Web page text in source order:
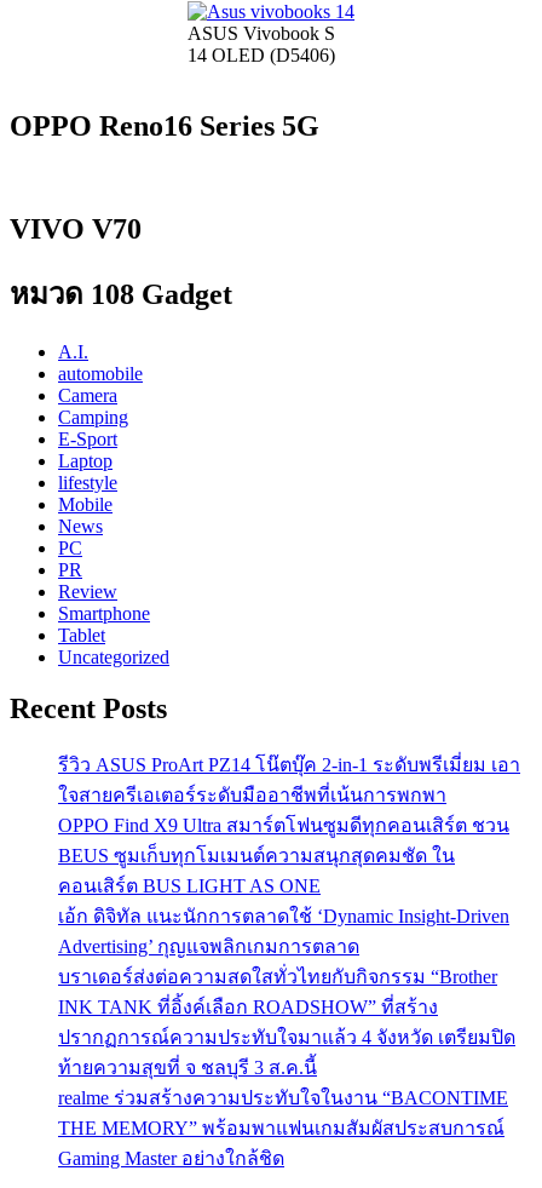
ASUS Vivobook S
14 OLED (D5406)
OPPO Reno16 Series 5G
VIVO V70
หมวด 108 Gadget
A.I.
automobile
Camera
Camping
E-Sport
Laptop
lifestyle
Mobile
News
PC
PR
Review
Smartphone
Tablet
Uncategorized
Recent Posts
รีวิว ASUS ProArt PZ14 โน๊ตบุ๊ค 2-in-1 ระดับพรีเมี่ยม เอา
ใจสายครีเอเตอร์ระดับมืออาชีพที่เน้นการพกพา
OPPO Find X9 Ultra สมาร์ตโฟนซูมดีทุกคอนเสิร์ต ชวน
BEUS ซูมเก็บทุกโมเมนต์ความสนุกสุดคมชัด ใน
คอนเสิร์ต BUS LIGHT AS ONE
เอ้ก ดิจิทัล แนะนักการตลาดใช้ ‘Dynamic Insight-Driven
Advertising’ กุญแจพลิกเกมการตลาด
บราเดอร์ส่งต่อความสดใสทั่วไทยกับกิจกรรม “Brother
INK TANK ที่อิ้งค์เลือก ROADSHOW” ที่สร้าง
ปรากฏการณ์ความประทับใจมาแล้ว 4 จังหวัด เตรียมปิด
ท้ายความสุขที่ จ ชลบุรี 3 ส.ค.นี้
realme ร่วมสร้างความประทับใจในงาน “BACONTIME
THE MEMORY” พร้อมพาแฟนเกมสัมผัสประสบการณ์
Gaming Master อย่างใกล้ชิด